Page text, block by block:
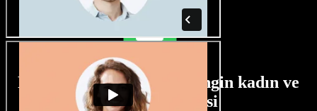
Farklı aksanlara sahip zengin kadın ve
erkek ses seçkisi